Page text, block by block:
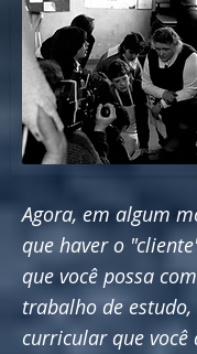
Agora, em algum
que haver o
que você possa
trabalho de
curricular que você